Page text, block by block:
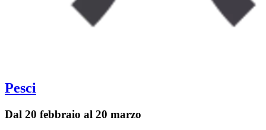
Pesci
Dal 20 febbraio al 20 marzo